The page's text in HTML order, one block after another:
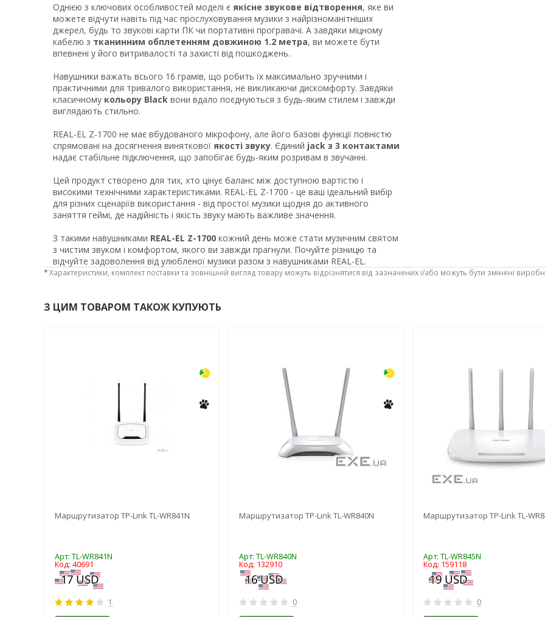
Однією з ключових особливостей моделі є якісне звукове відтворення, яке ви
можете відчути навіть під час прослуховування музики з найрізноманітніших
джерел, будь то звукові карти ПК чи портативні програвачі. А завдяки міцному
кабелю з тканинним обплетенням довжиною 1.2 метра, ви можете бути
впевнені у його витривалості та захисті від пошкоджень.
Навушники важать всього 16 грамів, що робить їх максимально зручними і
практичними для тривалого використання, не викликаючи дискомфорту. Завдяки
класичному кольору Black вони вдало поєднуються з будь-яким стилем і завжди
виглядають стильно.
REAL-EL Z-1700 не має вбудованого мікрофону, але його базові функції повністю
спрямовані на досягнення виняткової якості звуку. Єдиний jack з 3 контактами
надає стабільне підключення, що запобігає будь-яким розривам в звучанні.
Цей продукт створено для тих, хто цінує баланс між доступною вартістю і
високими технічними характеристиками. REAL-EL Z-1700 - це ваш ідеальний вибір
для різних сценаріїв використання - від простої музики щодня до активного
заняття геймі, де надійність і якість звуку мають важливе значення.
З такими навушниками REAL-EL Z-1700 кожний день може стати музичним святом
з чистим звуком і комфортом, якого ви завжди прагнули. Почуйте різницю та
відчуйте задоволення від улюбленої музики разом з навушниками REAL-EL.
*Характеристики, комплект поставки та зовнішній вигляд товару можуть відрізнятися від зазначених і/або можуть бути змінені
З ЦИМ ТОВАРОМ ТАКОЖ КУПУЮТЬ
Маршрутизатор TP-Link TL-WR841N
Арт: TL-WR841N
Код: 40691
1
Маршрутизатор TP-Link TL-WR840N
Арт: TL-WR840N
Код: 132910
0
Маршрутизатор TP-Link TL-
Арт: TL-WR845N
Код: 159118
0